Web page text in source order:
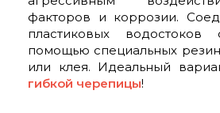
факторов и коррозии.
пластиковых водостоков
помощью специальных
или клея. Идеальный
гибкой черепицы!